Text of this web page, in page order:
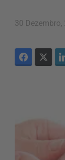
30 Dezembro,